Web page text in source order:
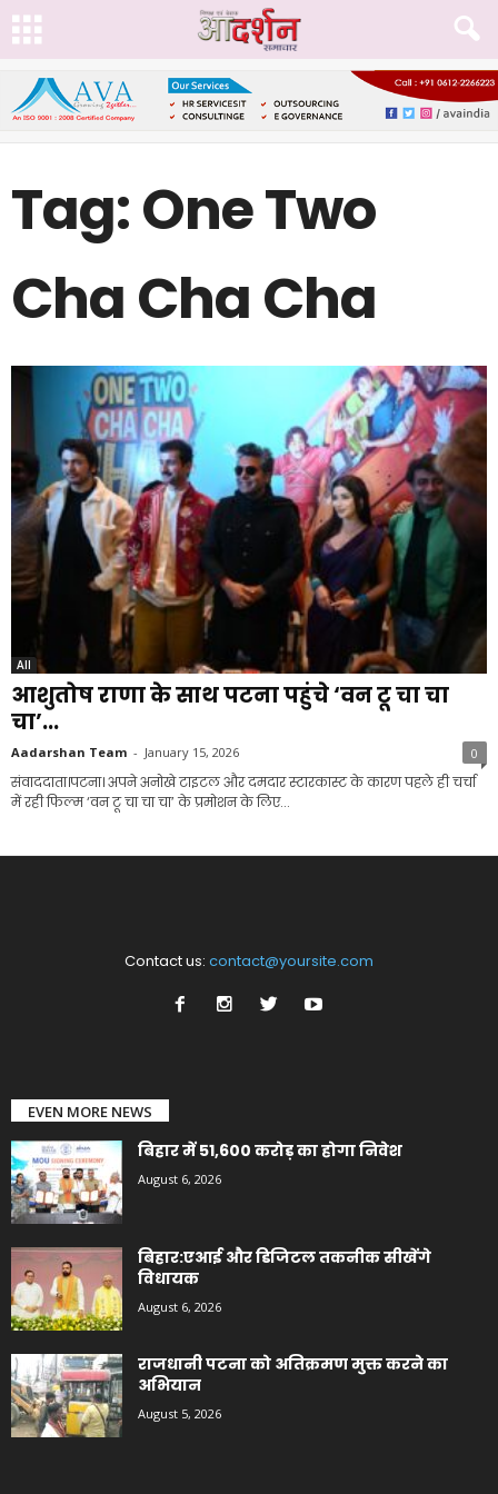
Tag: One Two
Cha Cha Cha
All
आशुतोष राणा के साथ पटना पहुंचे ‘वन टू चा चा
चा’...
Aadarshan Team - January 15, 2026 0
संवाददाता।पटना। अपने अनोखे टाइटल और दमदार स्टारकास्ट के कारण पहले ही चर्चा
में रही फिल्म ‘वन टू चा चा चा’ के प्रमोशन के लिए...
Contact us: contact@yoursite.com
EVEN MORE NEWS
बिहार में 51,600 करोड़ का होगा निवेश
August 6, 2026
बिहार:एआई और डिजिटल तकनीक सीखेंगे
विधायक
August 6, 2026
राजधानी पटना को अतिक्रमण मुक्त करने का
अभियान
August 5, 2026